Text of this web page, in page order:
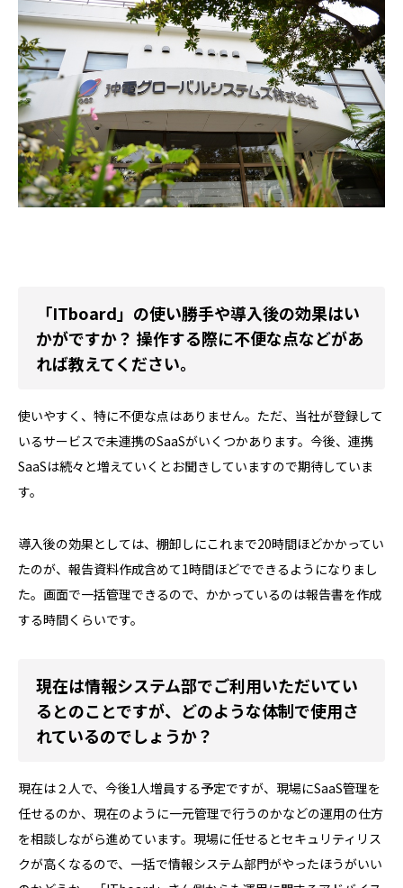
「ITboard」の使い勝手や導入後の効果はい
かがですか？ 操作する際に不便な点などがあ
れば教えてください。
使いやすく、特に不便な点はありません。ただ、当社が登録して
いるサービスで未連携のSaaSがいくつかあります。今後、連携
SaaSは続々と増えていくとお聞きしていますので期待していま
す。
導入後の効果としては、棚卸しにこれまで20時間ほどかかってい
たのが、報告資料作成含めて1時間ほどでできるようになりまし
た。画面で一括管理できるので、かかっているのは報告書を作成
する時間くらいです。
現在は情報システム部でご利用いただいてい
るとのことですが、どのような体制で使用さ
れているのでしょうか？
現在は２人で、今後1人増員する予定ですが、現場にSaaS管理を
任せるのか、現在のように一元管理で行うのかなどの運用の仕方
を相談しながら進めています。現場に任せるとセキュリティリス
クが高くなるので、一括で情報システム部門がやったほうがいい